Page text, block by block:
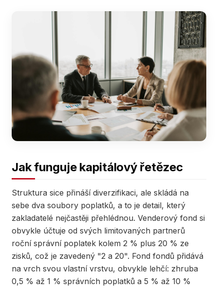
Jak funguje kapitálový řetězec
Struktura sice přináší diverzifikaci, ale skládá na
sebe dva soubory poplatků, a to je detail, který
zakladatelé nejčastěji přehlédnou. Venderový fond si
obvykle účtuje od svých limitovaných partnerů
roční správní poplatek kolem 2 % plus 20 % ze
zisků, což je zavedený "2 a 20". Fond fondů přidává
na vrch svou vlastní vrstvu, obvykle lehčí: zhruba
0,5 % až 1 % správních poplatků a 5 % až 10 %